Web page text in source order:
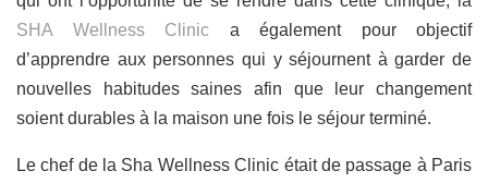
SHA Wellness Clinic a également pour objectif
d’apprendre aux personnes qui y séjournent à garder de
nouvelles habitudes saines afin que leur changement
soient durables à la maison une fois le séjour terminé.
Le chef de la Sha Wellness Clinic était de passage à Paris